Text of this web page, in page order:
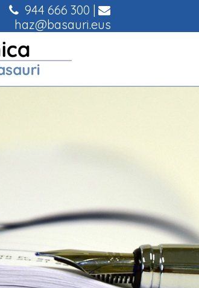
944 666 300 |
haz@basauri.eus